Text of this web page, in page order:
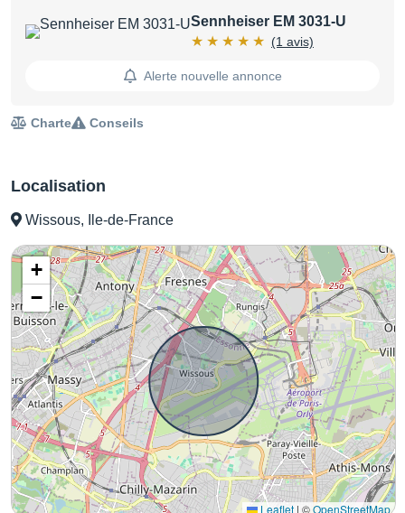
Localisation
Wissous, Ile-de-France
+
−
Leaflet | ©OpenStreetMap
Sennheiser EM 3031-U
(1 avis)
Alerte nouvelle annonce
Charte Conseils